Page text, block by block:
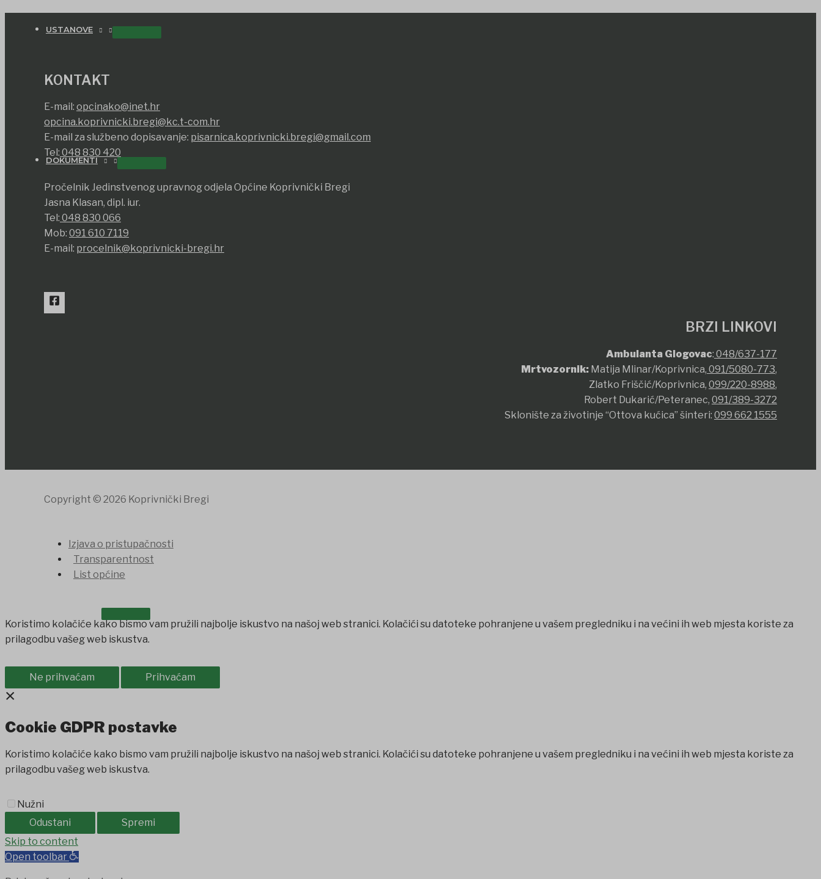
USTANOVE
DOKUMENTI
KONTAKT
E-mail: opcinako@inet.hr
opcina.koprivnicki.bregi@kc.t-com.hr
E-mail za službeno dopisavanje: pisarnica.koprivnicki.bregi@gmail.com
Tel: 048 830 420
Pročelnik Jedinstvenog upravnog odjela Općine Koprivnički Bregi
Jasna Klasan, dipl. iur.
Tel: 048 830 066
Mob: 091 610 7119
E-mail: procelnik@koprivnicki-bregi.hr
BRZI LINKOVI
Ambulanta Glogovac: 048/637-177
Mrtvozornik: Matija Mlinar/Koprivnica, 091/5080-773,
Zlatko Friščić/Koprivnica, 099/220-8988,
Robert Dukarić/Peteranec, 091/389-3272
Sklonište za životinje “Ottova kućica” šinteri: 099 662 1555
Copyright © 2026 Koprivnički Bregi
Izjava o pristupačnosti
Transparentnost
List općine
Koristimo kolačiće kako bismo vam pružili najbolje iskustvo na našoj web stranici. Kolačići su datoteke pohranjene u vašem pregledniku i na većini ih web mjesta koriste za
prilagodbu vašeg web iskustva.
Ne prihvaćam Prihvaćam
×
Cookie GDPR postavke
Koristimo kolačiće kako bismo vam pružili najbolje iskustvo na našoj web stranici. Kolačići su datoteke pohranjene u vašem pregledniku i na većini ih web mjesta koriste za
prilagodbu vašeg web iskustva.
Nužni
Odustani
Spremi
jojobet
Skip to content
Open toolbar